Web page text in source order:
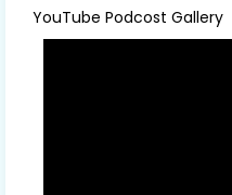
YouTube Podcost Gallery